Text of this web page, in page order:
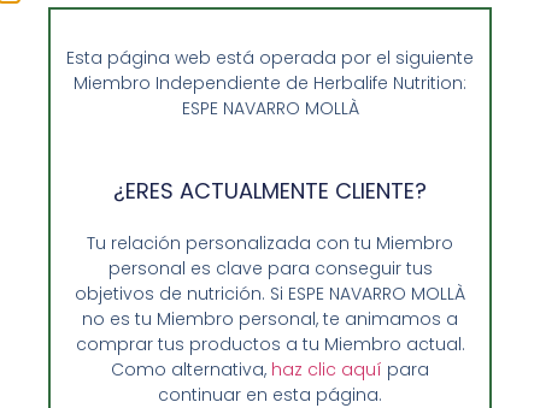
Opiniones de Clientes
Sobre Nosotros y Herbalife
Ventajas de Comprar en Enformaherbal.com
GUIA RAPIDA Y AYUDA
Esta página web está operada por el siguiente
Miembro Independiente de Herbalife Nutrition:
ESPE NAVARRO MOLLÀ
¿ERES ACTUALMENTE CLIENTE?
Tu relación personalizada con tu Miembro
personal es clave para conseguir tus
objetivos de nutrición. Si ESPE NAVARRO MOLLÀ
no es tu Miembro personal, te animamos a
comprar tus productos a tu Miembro actual.
Como alternativa, haz clic aquí para
continuar en esta página.